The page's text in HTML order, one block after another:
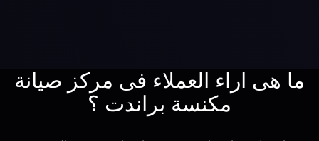
ما هى اراء العملاء فى مركز صيانة
مكنسة براندت ؟